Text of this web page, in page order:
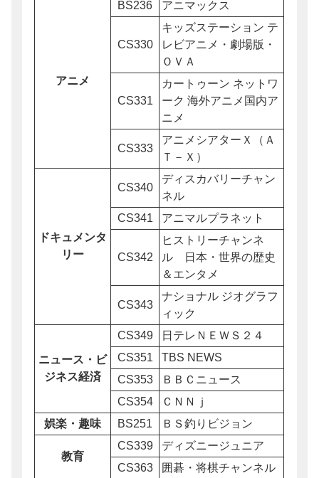
アニメ
BS236 アニマックス
CS330
キッズステーション テ
レビアニメ・劇場版・
ＯＶＡ
CS331
カートゥーン ネットワ
ーク 海外アニメ国内ア
ニメ
CS333
アニメシアターＸ（Ａ
Ｔ－Ｘ）
ドキュメンタ
リー
CS340
ディスカバリーチャン
ネル
CS341
アニマルプラネット
CS342
ヒストリーチャンネ
ル 日本・世界の歴史
＆エンタメ
CS343
ナショナル ジオグラフ
ィック
ニュース・ビ
ジネス経済
CS349
日テレＮＥＷＳ２４
CS351
TBS NEWS
CS353
ＢＢＣニュース
CS354
ＣＮＮｊ
娯楽・趣味
BS251 ＢＳ釣りビジョン
教育
CS339
ディズニージュニア
CS363
囲碁・将棋チャンネル